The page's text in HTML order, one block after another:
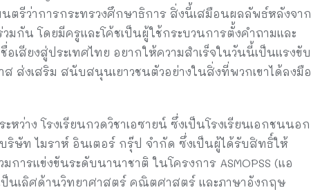
ตรีว่าการกระทรวงศึกษาธิการ สิ่งนี้เสมือนผลลัพธ์หลังจาก
วมกัน โดยมีครูและโค้ชเป็นผู้ใช้กระบวนการตั้งคำถามและ
เสียงสู่ประเทศไทย อยากให้ความสำเร็จในวันนี้เป็นแรงขับ
ส่งเสริม สนับสนุนเยาวชนตัวอย่างในสิ่งที่พวกเขาได้ลงมือ
หว่าง โรงเรียนกวดวิชาเอซายน์ ซึ่งเป็นโรงเรียนเอกชนนอก
ริษัท ไมราห์ อินเตอร์ กรุ๊ป จำกัด ซึ่งเป็นผู้ได้รับสิทธิ์ให้
ารแข่งขันระดับนานาชาติ ในโครงการ ASMOPSS (แอ
ป็นเลิศด้านวิทยาศาสตร์ คณิตศาสตร์ และภาษาอังกฤษ